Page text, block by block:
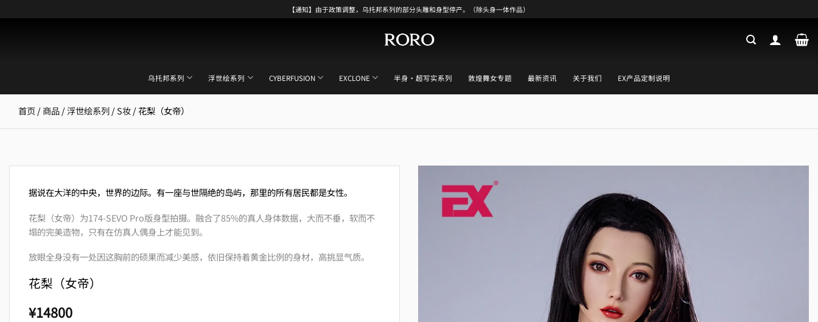
到
【通知】由于政策调整，乌托邦系列的部分头雕和身型停产。（除头身一体作品）
乌托邦系列 浮世绘系列 CYBERFUSION EXCLONE 半身・超写实系列 敦煌舞女专题 最新资讯 关于我们 EX产品定制说明
首页/商品/浮世绘系列/S妆/花梨（女帝）
据说在大洋的中央，世界的边际。有一座与世隔绝的岛屿，那里的所有居民都是女性。
花梨（女帝）为174-SEVO Pro版身型拍摄。融合了85%的真人身体数据，大而不垂，软而不
塌的完美造物，只有在仿真人偶身上才能见到。
放眼全身没有一处因这胸前的硕果而减少美感，依旧保持着黄金比例的身材，高挑显气质。
花梨（女帝）
¥14800